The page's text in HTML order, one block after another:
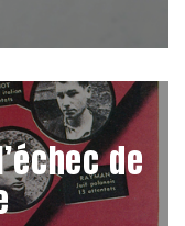
de